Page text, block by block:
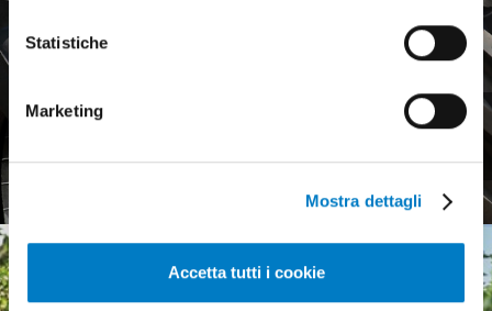
Statistiche
Marketing
Mostra dettagli
Accetta tutti i cookie
Pneumatici agricoli,